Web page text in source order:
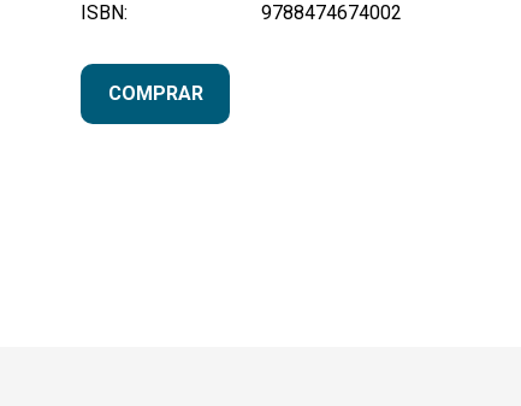
ISBN:
9788474674002
COMPRAR